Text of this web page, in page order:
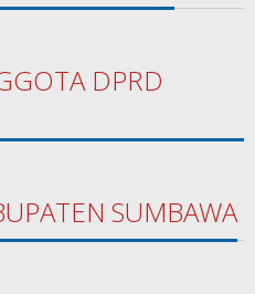
DPRD
SUMBAWA